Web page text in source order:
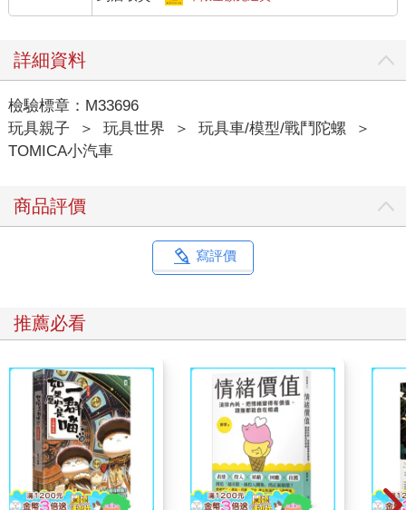
詳細資料
檢驗標章：M33696
玩具親子
＞ 玩具世界 ＞ 玩具車/模型/戰鬥陀螺
＞
TOMICA小汽車
商品評價
寫評價
推薦必看